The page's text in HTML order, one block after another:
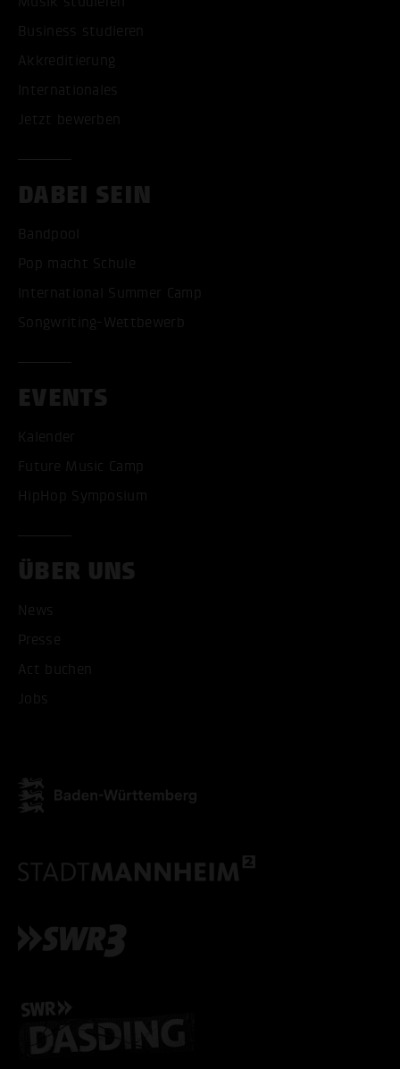
Business studieren
Akkreditierung
Internationales
Jetzt bewerben
DABEI SEIN
Bandpool
Pop macht Schule
International Summer Camp
Songwriting-Wettbewerb
EVENTS
Kalender
Future Music Camp
HipHop Symposium
ÜBER UNS
News
Presse
Act buchen
Jobs